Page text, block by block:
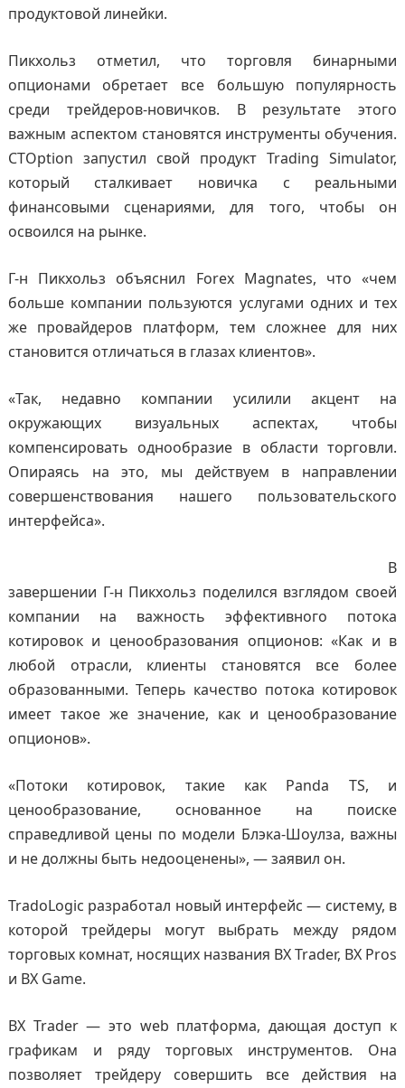
продуктовой линейки.
Пикхольз отметил, что торговля бинарными
опционами обретает все большую популярность
среди трейдеров-новичков. В результате этого
важным аспектом становятся инструменты обучения.
CTOption запустил свой продукт Trading Simulator,
который сталкивает новичка с реальными
финансовыми сценариями, для того, чтобы он
освоился на рынке.
Г-н Пикхольз объяснил Forex Magnates, что «чем
больше компании пользуются услугами одних и тех
же провайдеров платформ, тем сложнее для них
становится отличаться в глазах клиентов».
«Так, недавно компании усилили акцент на
окружающих визуальных аспектах, чтобы
компенсировать однообразие в области торговли.
Опираясь на это, мы действуем в направлении
совершенствования нашего пользовательского
интерфейса».
В
завершении Г-н Пикхольз поделился взглядом своей
компании на важность эффективного потока
котировок и ценообразования опционов: «Как и в
любой отрасли, клиенты становятся все более
образованными. Теперь качество потока котировок
имеет такое же значение, как и ценообразование
опционов».
«Потоки котировок, такие как Panda TS, и
ценообразование, основанное на поиске
справедливой цены по модели Блэка-Шоулза, важны
и не должны быть недооценены», — заявил он.
TradoLogic разработал новый интерфейс — систему, в
которой трейдеры могут выбрать между рядом
торговых комнат, носящих названия BX Trader, BX Pros
и BX Game.
BX Trader — это web платформа, дающая доступ к
графикам и ряду торговых инструментов. Она
позволяет трейдеру совершить все действия на